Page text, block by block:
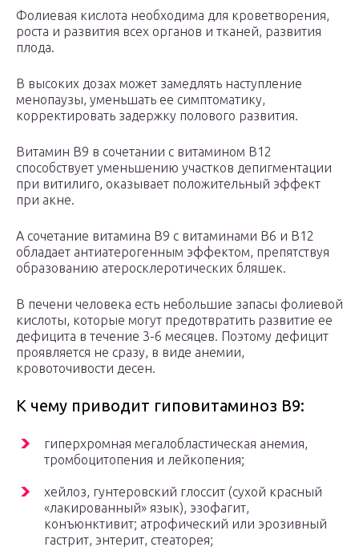
Фолиевая кислота необходима для кроветворения,
роста и развития всех органов и тканей, развития
плода.
В высоких дозах может замедлять наступление
менопаузы, уменьшать ее симптоматику,
корректировать задержку полового развития.
Витамин B9 в сочетании с витамином B12
способствует уменьшению участков депигментации
при витилиго, оказывает положительный эффект
при акне.
А сочетание витамина B9 с витаминами B6 и B12
обладает антиатерогенным эффектом, препятствуя
образованию атеросклеротических бляшек.
В печени человека есть небольшие запасы фолиевой
кислоты, которые могут предотвратить развитие ее
дефицита в течение 3-6 месяцев. Поэтому дефицит
проявляется не сразу, в виде анемии,
кровоточивости десен.
К чему приводит гиповитаминоз B9:
гиперхромная мегалобластическая анемия,
тромбоцитопения и лейкопения;
хейлоз, гунтеровский глоссит (сухой красный
«лакированный» язык), эзофагит,
конъюнктивит; атрофический или эрозивный
гастрит, энтерит, стеаторея;